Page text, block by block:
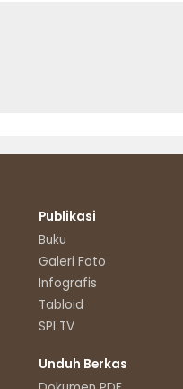
Publikasi
Buku
Galeri Foto
Infografis
Tabloid
SPI TV
Unduh Berkas